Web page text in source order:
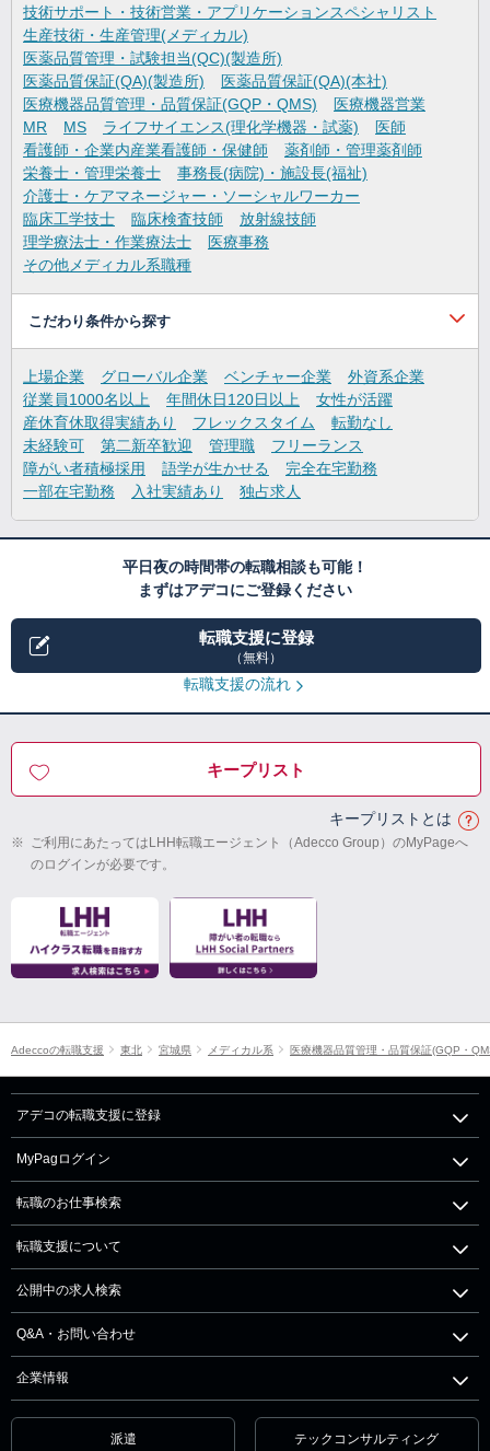
技術サポート・技術営業・アプリケーションスペシャリスト
生産技術・生産管理(メディカル)
医薬品質管理・試験担当(QC)(製造所)
医薬品質保証(QA)(製造所)
医薬品質保証(QA)(本社)
医療機器品質管理・品質保証(GQP・QMS)
医療機器営業
MR
MS ライフサイエンス(理化学機器・試薬)
医師
看護師・企業内産業看護師・保健師
薬剤師・管理薬剤師
栄養士・管理栄養士
事務長(病院)・施設長(福祉)
介護士・ケアマネージャー・ソーシャルワーカー
臨床工学技士
臨床検査技師
放射線技師
理学療法士・作業療法士
医療事務
その他メディカル系職種
こだわり条件から探す
上場企業 グローバル企業 ベンチャー企業
外資系企業
従業員1000名以上
年間休日120日以上
女性が活躍
産休育休取得実績あり
フレックスタイム
転勤なし
未経験可
第二新卒歓迎 管理職
フリーランス
障がい者積極採用
語学が生かせる
完全在宅勤務
一部在宅勤務
入社実績あり 独占求人
平日夜の時間帯の転職相談も可能！
まずはアデコにご登録ください
転職支援に登録
（無料）
転職支援の流れ
キープリスト
キープリストとは
※ ご利用にあたってはLHH転職エージェント（Adecco Group）のMyPageへ
のログインが必要です。
Adeccoの転職支援 東北 宮城県 メディカル系 医療機器品質管理・品質保証(GQP・
アデコの転職支援に登録
MyPagログイン
転職のお仕事検索
転職支援について
公開中の求人検索
Q&A・お問い合わせ
企業情報
派遣 テックコンサルティング